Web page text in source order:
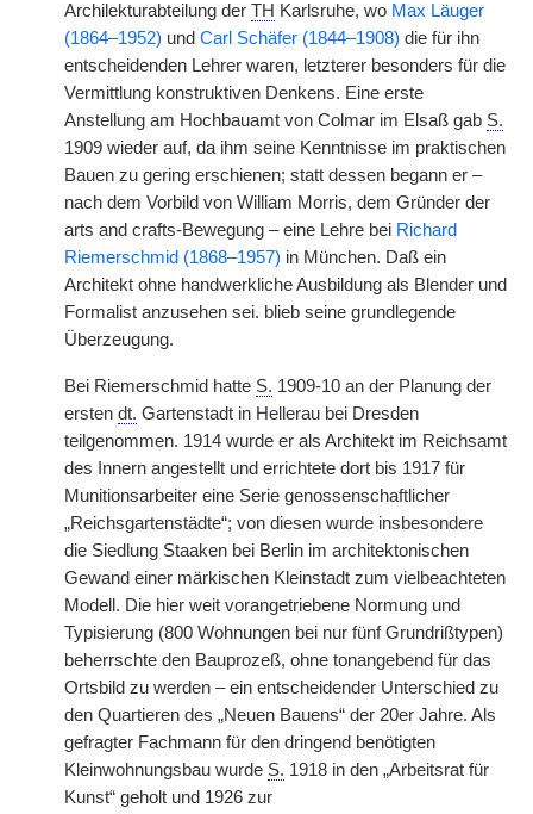
Archilekturabteilung der TH Karlsruhe, wo Max Läuger
(1864–1952) und Carl Schäfer (1844–1908) die für ihn
entscheidenden Lehrer waren, letzterer besonders für die
Vermittlung konstruktiven Denkens. Eine erste
Anstellung am Hochbauamt von Colmar im Elsaß gab S.
1909 wieder auf, da ihm seine Kenntnisse im praktischen
Bauen zu gering erschienen; statt dessen begann er –
nach dem Vorbild von William Morris, dem Gründer der
arts and crafts-Bewegung – eine Lehre bei Richard
Riemerschmid (1868–1957) in München. Daß ein
Architekt ohne handwerkliche Ausbildung als Blender und
Formalist anzusehen sei. blieb seine grundlegende
Überzeugung.
Bei Riemerschmid hatte S. 1909-10 an der Planung der
ersten dt. Gartenstadt in Hellerau bei Dresden
teilgenommen. 1914 wurde er als Architekt im Reichsamt
des Innern angestellt und errichtete dort bis 1917 für
Munitionsarbeiter eine Serie genossenschaftlicher
„Reichsgartenstädte“; von diesen wurde insbesondere
die Siedlung Staaken bei Berlin im architektonischen
Gewand einer märkischen Kleinstadt zum vielbeachteten
Modell. Die hier weit vorangetriebene Normung und
Typisierung (800 Wohnungen bei nur fünf Grundrißtypen)
beherrschte den Bauprozeß, ohne tonangebend für das
Ortsbild zu werden – ein entscheidender Unterschied zu
den Quartieren des „Neuen Bauens“ der 20er Jahre. Als
gefragter Fachmann für den dringend benötigten
Kleinwohnungsbau wurde S. 1918 in den „Arbeitsrat für
Kunst“ geholt und 1926 zur